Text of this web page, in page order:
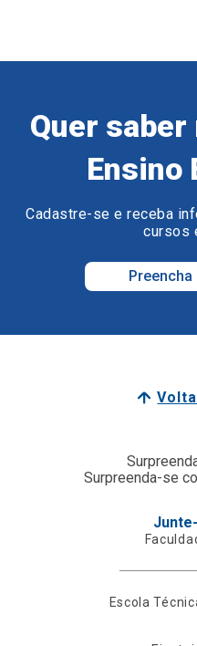
Quer
Ensino
Cadastre-se e receba
cursos
Surpreenda-se
Escola